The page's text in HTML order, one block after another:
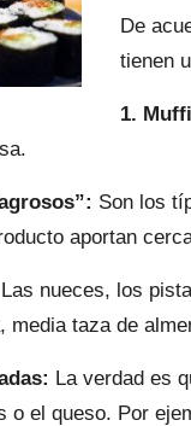
De
tienen
1.
Son los
aportan
Las nueces, los
media taza de
La verdad es
o el queso. Por